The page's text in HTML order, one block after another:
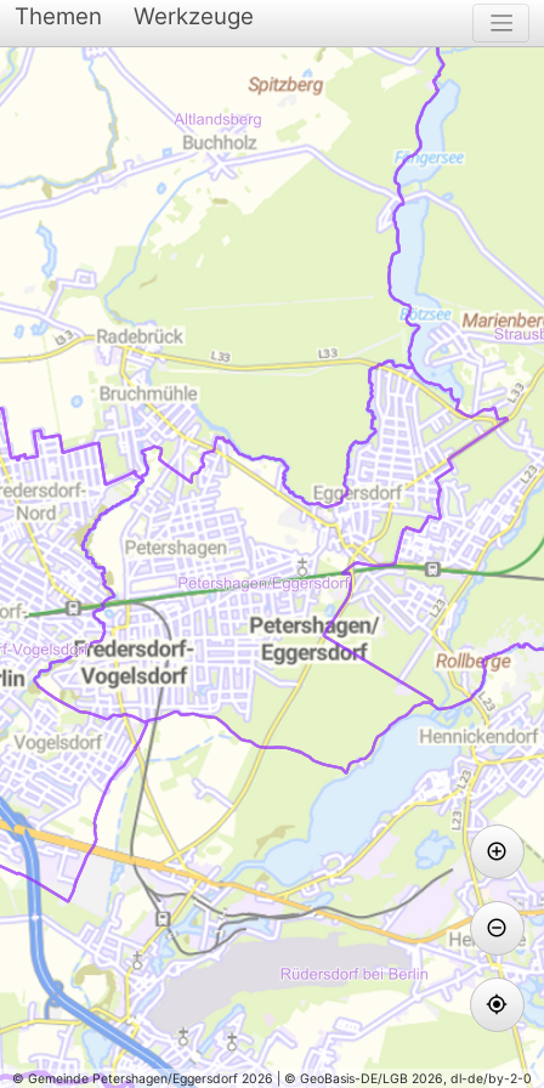
Themen
© Gemeinde Petershagen/Eggersdorf 2026 | © GeoBasis-DE/LGB 2026, dl-de/by-2-0